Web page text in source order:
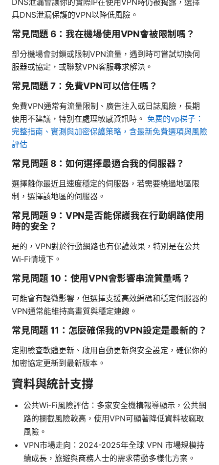
具DNS泄漏保護的VPN以降低風險。
常見問題 6：我在機場使用VPN會被限制嗎？
部分機場會封鎖或限制VPN流量，遇到時可嘗試切換伺
服器或協定，或聯繫VPN客服尋求解決。
常見問題 7：免費VPN可以信任嗎？
免費VPN通常有流量限制、廣告注入或日誌風險，長期
使用不建議，特別在處理敏感資訊時。 免费的vp梯子：
完整指南、實測與加密保護策略，含最新免費選項與風險
評估
常見問題 8：如何選擇最適合我的伺服器？
選擇離你最近且速度穩定的伺服器，若需要繞過地區限
制，選擇該地區的伺服器。
常見問題 9：VPN是否能保護我在行動網路使用
時的安全？
是的，VPN對於行動網路也有保護效果，特別是在公共
Wi‑Fi情境下。
常見問題 10：使用VPN會影響串流質量嗎？
可能會有輕微影響，但選擇支援高效編碼和穩定伺服器的
VPN通常能維持高畫質與穩定連線。
常見問題 11：怎麼確保我的VPN設定是最新的？
定期檢查軟體更新、啟用自動更新與安全設定，確保你的
加密協定更新到最新版本。
資料與統計支撐
公共Wi‑Fi風險評估：多家安全機構報導顯示，公共網
路的攔截風險較高，使用VPN可顯著降低資料被竊取
風險。
VPN市場走向：2024-2025年全球 VPN 市場規模持
續成長，旅遊與商務人士的需求帶動多樣化方案。